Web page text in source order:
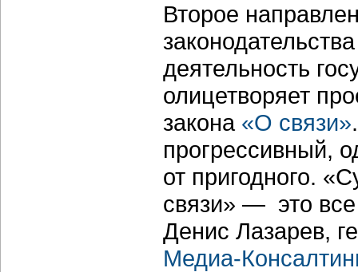
Второе
деятельность
олицетворяет
закона «О связи»
прогрессивный,
от пригодного.
связи» — это все
Денис Лазарев,
Медиа-